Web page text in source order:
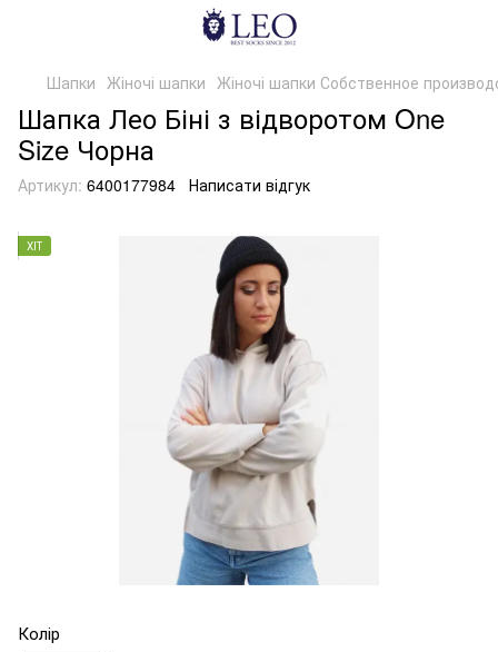
Шапки Жіночі шапки Жіночі шапки Собственное
Шапка Лео Біні з відворотом One
Size Чорна
Артикул: 6400177984 Написати відгук
ХІТ
Колір